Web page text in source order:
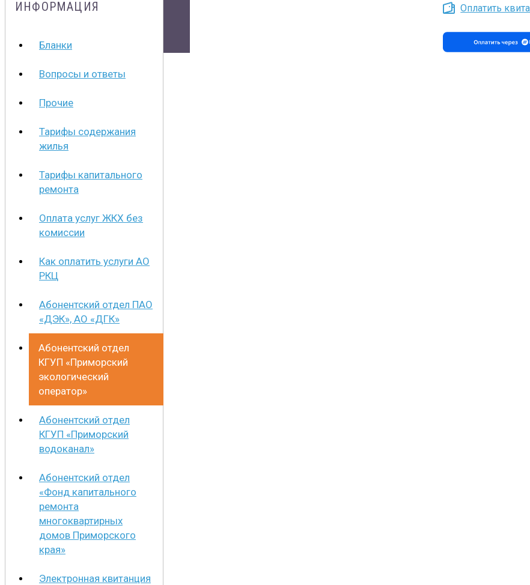
Оплатить
Маркетплейс
Полезная информация
ИНФОРМАЦИЯ
Бланки
Вопросы и ответы
Прочие
Тарифы содержания
жилья
Тарифы капитального
ремонта
Оплата услуг ЖКХ без
комиссии
Как оплатить услуги АО
РКЦ
Абонентский отдел ПАО
«ДЭК», АО «ДГК»
Абонентский отдел
КГУП «Приморский
экологический
оператор»
Абонентский отдел
КГУП «Приморский
водоканал»
Абонентский отдел
«Фонд капитального
ремонта
многоквартирных
домов Приморского
края»
Электронная квитанция